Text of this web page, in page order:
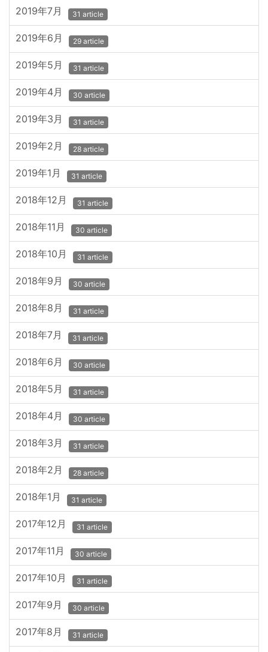
2019年7月 31 article
2019年6月 29 article
2019年5月 31 article
2019年4月 30 article
2019年3月 31 article
2019年2月 28 article
2019年1月 31 article
2018年12月 31 article
2018年11月 30 article
2018年10月 31 article
2018年9月 30 article
2018年8月 31 article
2018年7月 31 article
2018年6月 30 article
2018年5月 31 article
2018年4月 30 article
2018年3月 31 article
2018年2月 28 article
2018年1月 31 article
2017年12月 31 article
2017年11月 30 article
2017年10月 31 article
2017年9月 30 article
2017年8月 31 article